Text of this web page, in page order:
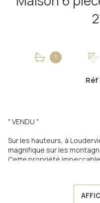
1
Réf
" VENDU "
Sur les hauteurs, à
magnifique sur les
Cette propriété
Au rez-de-chaussée,
comprenant une pièce